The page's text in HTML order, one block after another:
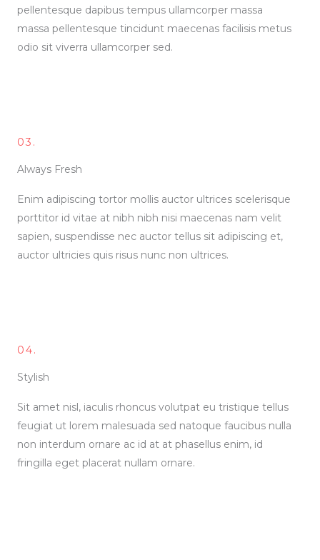
pellentesque dapibus tempus ullamcorper massa
massa pellentesque tincidunt maecenas facilisis metus
odio sit viverra ullamcorper sed.
03.
Always Fresh
Enim adipiscing tortor mollis auctor ultrices scelerisque
porttitor id vitae at nibh nibh nisi maecenas nam velit
sapien, suspendisse nec auctor tellus sit adipiscing et,
auctor ultricies quis risus nunc non ultrices.
04.
Stylish
Sit amet nisl, iaculis rhoncus volutpat eu tristique tellus
feugiat ut lorem malesuada sed natoque faucibus nulla
non interdum ornare ac id at at phasellus enim, id
fringilla eget placerat nullam ornare.